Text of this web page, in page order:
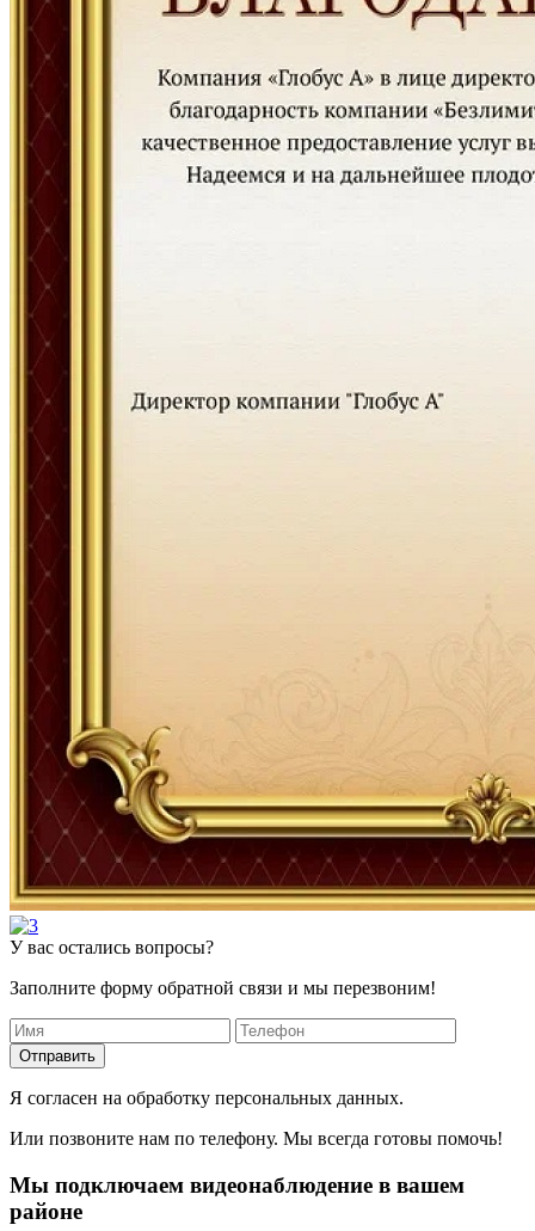
У вас остались вопросы?
Заполните форму обратной связи и мы перезвоним!
Отправить
Я согласен на обработку персональных данных.
Или позвоните нам по телефону. Мы всегда готовы помочь!
Мы подключаем видеонаблюдение в вашем
районе